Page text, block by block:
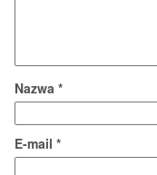
Nazwa *
E-mail *